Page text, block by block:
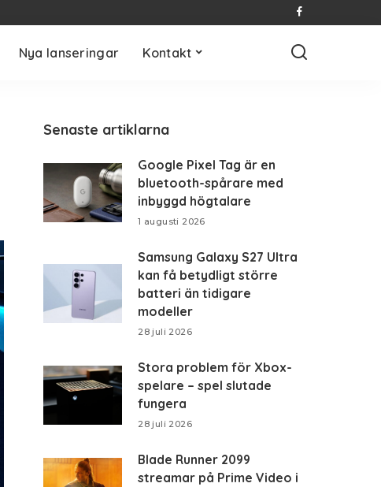
Nya lanseringar Kontakt
Senaste artiklarna
Google Pixel Tag är en
bluetooth-spårare med
inbyggd högtalare
1 augusti 2026
Samsung Galaxy S27 Ultra
kan få betydligt större
batteri än tidigare
modeller
28 juli 2026
Stora problem för Xbox-
spelare – spel slutade
fungera
28 juli 2026
Blade Runner 2099
streamar på Prime Video i